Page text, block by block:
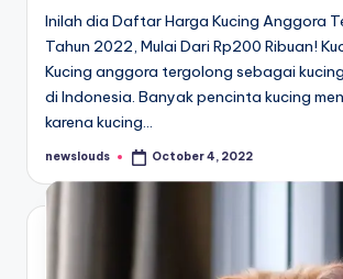
Inilah dia Daftar Harga Kucing Anggora
Tahun 2022, Mulai Dari Rp200 Ribuan!
Kucing anggora tergolong sebagai
di Indonesia. Banyak pencinta kucing
karena kucing…
Posted
newslouds October 4, 2022